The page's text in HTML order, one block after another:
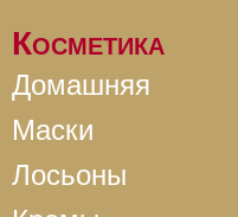
Косметика
Домашняя
Маски
Лосьоны